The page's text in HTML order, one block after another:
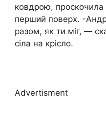
ковдрою, проскочила
перший поверх. -
разом, як ти міг, —
сіла на крісло.
Advertisment